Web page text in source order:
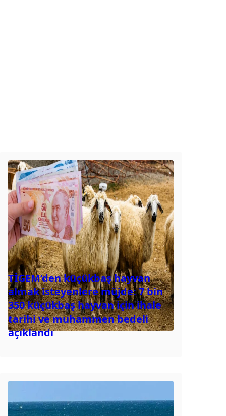
TİGEM’den küçükbaş hayvan
almak isteyenlere müjde: 7 bin
350 küçükbaş hayvan için ihale
tarihi ve muhammen bedeli
açıklandı